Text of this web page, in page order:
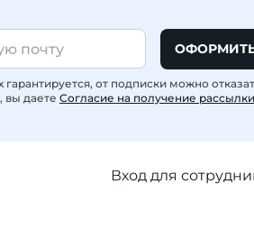
от подписки можно
вы даете Согласие на получение рассылки
Вход для